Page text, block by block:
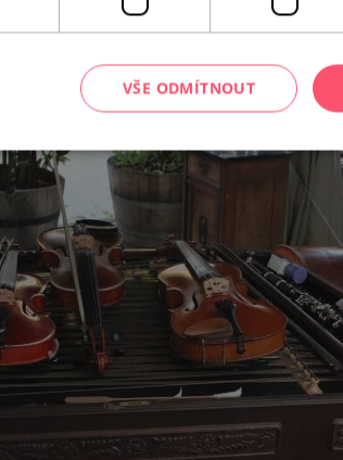
VŠE ODMÍTNOUT